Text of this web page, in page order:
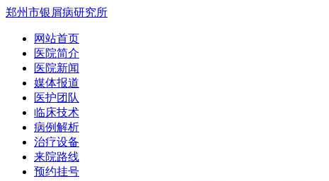
郑州市银屑病研究所
网站首页
医院简介
医院新闻
媒体报道
医护团队
临床技术
病例解析
治疗设备
来院路线
预约挂号